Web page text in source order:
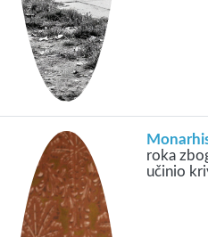
roka
učinio